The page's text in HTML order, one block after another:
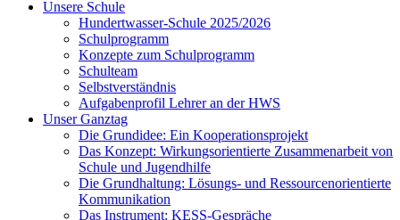
Unsere Schule
Hundertwasser-Schule 2025/2026
Schulprogramm
Konzepte zum Schulprogramm
Schulteam
Selbst­ver­ständ­nis
Aufgabenprofil Lehrer an der HWS
Unser Ganztag
Die Grundidee: Ein Kooperationsprojekt
Das Konzept: Wirkungsorientierte Zusammenarbeit von
Schule und Jugendhilfe
Die Grundhaltung: Lösungs- und Ressourcenorientierte
Kommunikation
Das Instrument: KESS-Gespräche